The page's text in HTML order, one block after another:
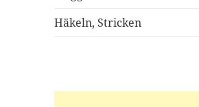
Häkeln, Stricken